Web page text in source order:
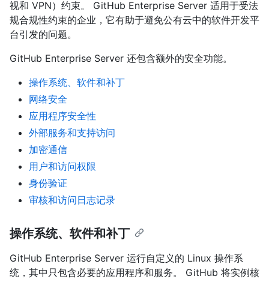
视和 VPN）约束。 GitHub Enterprise Server 适用于受法
规合规性约束的企业，它有助于避免公有云中的软件开发平
台引发的问题。
GitHub Enterprise Server 还包含额外的安全功能。
操作系统、软件和补丁
网络安全
应用程序安全性
外部服务和支持访问
加密通信
用户和访问权限
身份验证
审核和访问日志记录
操作系统、软件和补丁
GitHub Enterprise Server 运行自定义的 Linux 操作系
统，其中只包含必要的应用程序和服务。 GitHub 将实例核